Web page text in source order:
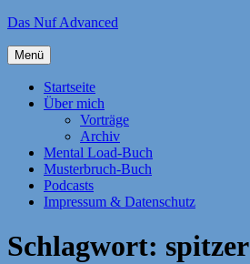
Zum
springen
Das Nuf Advanced
Menü
Startseite
Über mich
Vorträge
Archiv
Mental Load-Buch
Musterbruch-Buch
Podcasts
Impressum & Datenschutz
Schlagwort: spitzer